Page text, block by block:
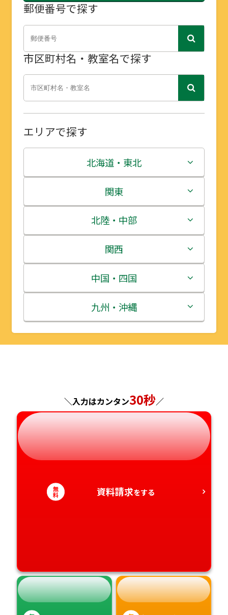
郵便番号で探す
市区町村名・教室名で探す
エリアで探す
北海道・東北
北海道
青森県
岩手県
宮城県
秋田県
山形県
関東
茨城県
栃木県
群馬県
埼玉県
千葉県
北陸・中部
新潟県
富山県
石川県
福井県
静岡県
関西
三重県
滋賀県
京都府
和歌山県
中国・四国
鳥取県
島根県
徳島県
九州・沖縄
福岡県
大分県
＼入力はカンタン30秒／
無
料 資料請求をする